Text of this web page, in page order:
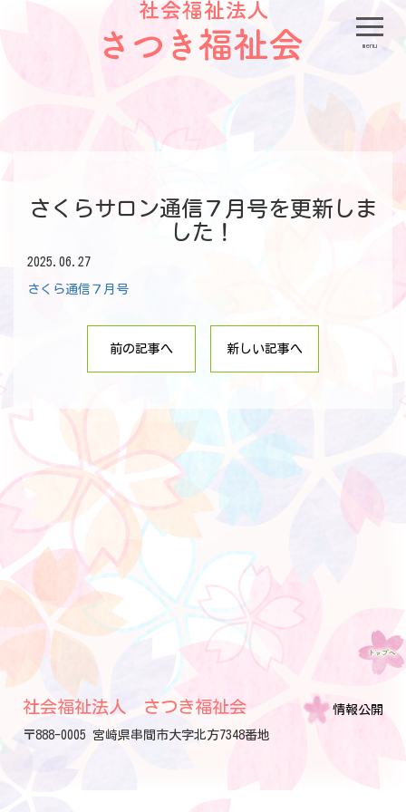
menu
さくらサロン通信７月号を更新しま
した！
2025.06.27
さくら通信７月号
前の記事へ 新しい記事へ
社会福祉法人 さつき福祉会
〒888-0005 宮崎県串間市大字北方7348番地
情報公開